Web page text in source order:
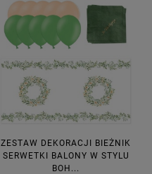
ZESTAW DEKORACJI BIEŻNIK
SERWETKI BALONY W STYLU
BOH...